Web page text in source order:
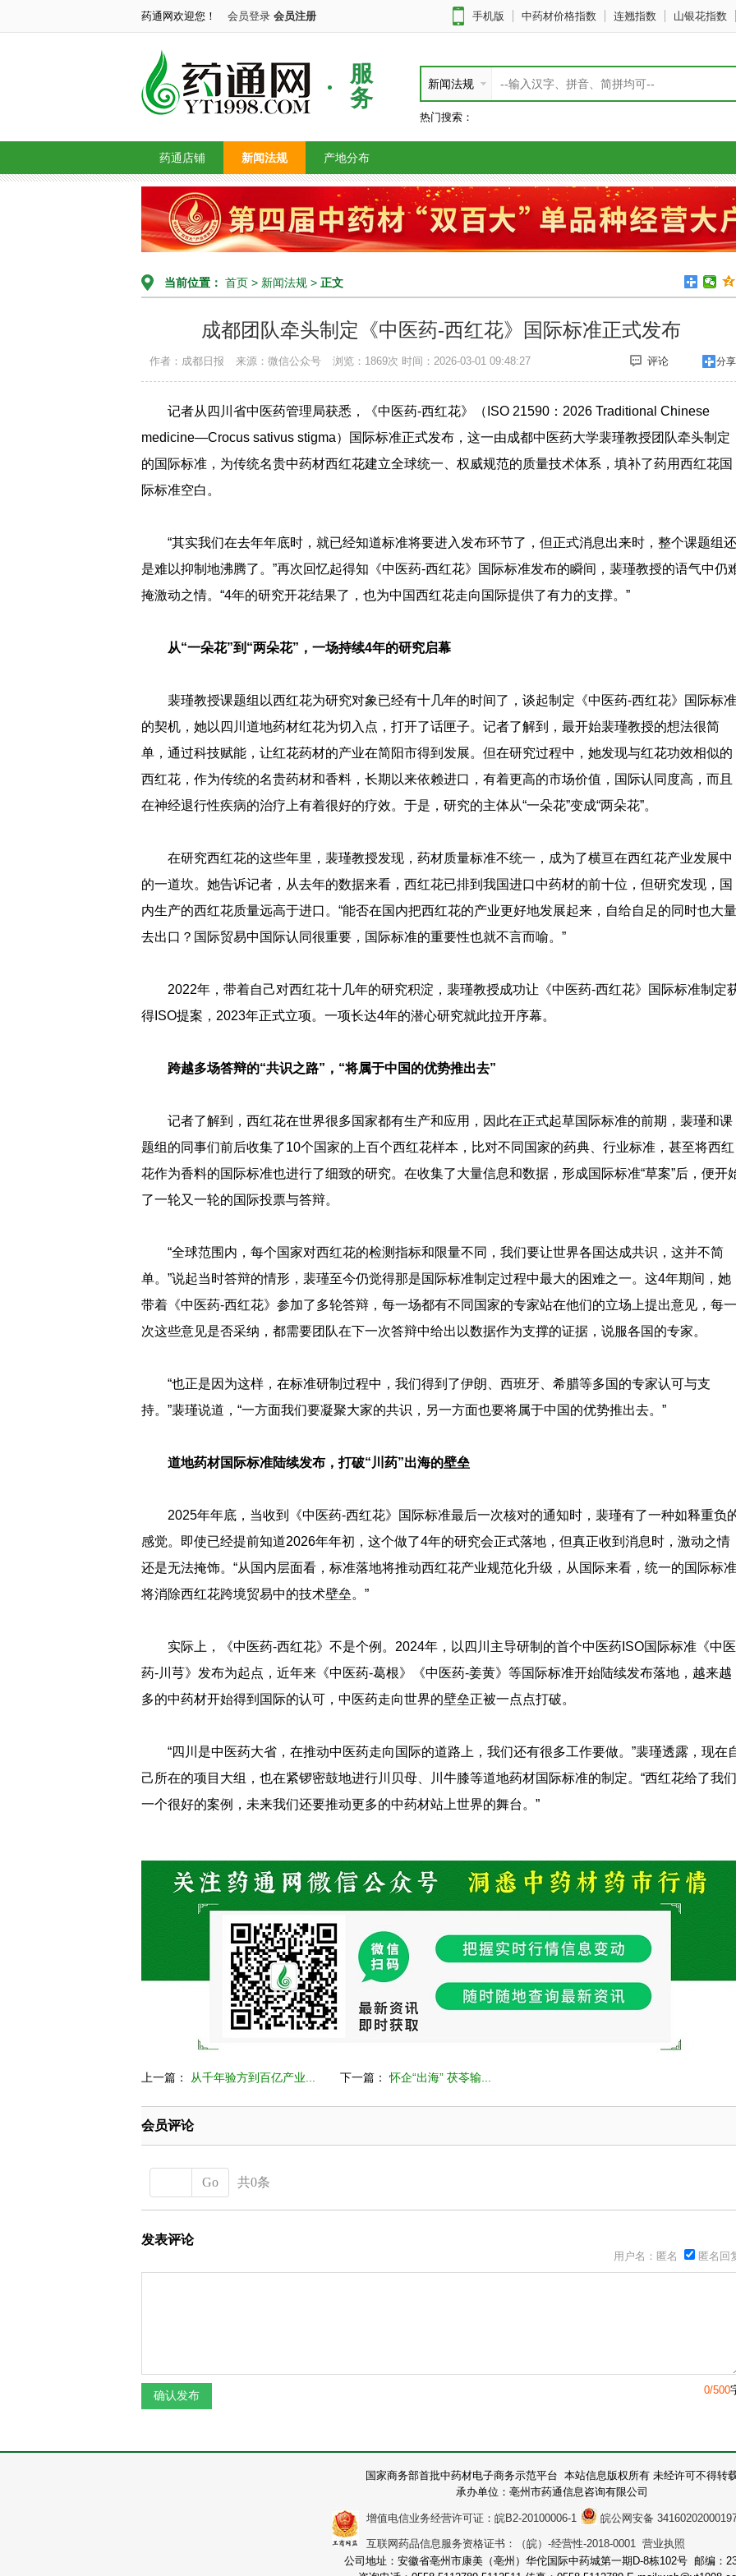
药通网欢迎您！ 会员登录 会员注册 手机版 中药材价格指数 连翘指数 山银花指数
服
务
新闻法规
热门搜索：
药通店铺 新闻法规 产地分布
当前位置： 首页 > 新闻法规 > 正文
成都团队牵头制定《中医药-西红花》国际标准正式发布
作者：成都日报 来源：微信公众号 浏览：1869次 时间：2026-03-01 09:48:27 评论 分享
记者从四川省中医药管理局获悉，《中医药-西红花》（ISO 21590：2026 Traditional Chinese
medicine—Crocus sativus stigma）国际标准正式发布，这一由成都中医药大学裴瑾教授团队牵头制定
的国际标准，为传统名贵中药材西红花建立全球统一、权威规范的质量技术体系，填补了药用西红花国
际标准空白。
“其实我们在去年年底时，就已经知道标准将要进入发布环节了，但正式消息出来时，整个课题组还
是难以抑制地沸腾了。”再次回忆起得知《中医药-西红花》国际标准发布的瞬间，裴瑾教授的语气中仍
掩激动之情。“4年的研究开花结果了，也为中国西红花走向国际提供了有力的支撑。”
从“一朵花”到“两朵花”，一场持续4年的研究启幕
裴瑾教授课题组以西红花为研究对象已经有十几年的时间了，谈起制定《中医药-西红花》国际标准
的契机，她以四川道地药材红花为切入点，打开了话匣子。记者了解到，最开始裴瑾教授的想法很简
单，通过科技赋能，让红花药材的产业在简阳市得到发展。但在研究过程中，她发现与红花功效相似的
西红花，作为传统的名贵药材和香料，长期以来依赖进口，有着更高的市场价值，国际认同度高，而且
在神经退行性疾病的治疗上有着很好的疗效。于是，研究的主体从“一朵花”变成“两朵花”。
在研究西红花的这些年里，裴瑾教授发现，药材质量标准不统一，成为了横亘在西红花产业发展中
的一道坎。她告诉记者，从去年的数据来看，西红花已排到我国进口中药材的前十位，但研究发现，国
内生产的西红花质量远高于进口。“能否在国内把西红花的产业更好地发展起来，自给自足的同时也大量
去出口？国际贸易中国际认同很重要，国际标准的重要性也就不言而喻。”
2022年，带着自己对西红花十几年的研究积淀，裴瑾教授成功让《中医药-西红花》国际标准制定
得ISO提案，2023年正式立项。一项长达4年的潜心研究就此拉开序幕。
跨越多场答辩的“共识之路”，“将属于中国的优势推出去”
记者了解到，西红花在世界很多国家都有生产和应用，因此在正式起草国际标准的前期，裴瑾和课
题组的同事们前后收集了10个国家的上百个西红花样本，比对不同国家的药典、行业标准，甚至将西红
花作为香料的国际标准也进行了细致的研究。在收集了大量信息和数据，形成国际标准“草案”后，便开
了一轮又一轮的国际投票与答辩。
“全球范围内，每个国家对西红花的检测指标和限量不同，我们要让世界各国达成共识，这并不简
单。”说起当时答辩的情形，裴瑾至今仍觉得那是国际标准制定过程中最大的困难之一。这4年期间，她
带着《中医药-西红花》参加了多轮答辩，每一场都有不同国家的专家站在他们的立场上提出意见，每一
次这些意见是否采纳，都需要团队在下一次答辩中给出以数据作为支撑的证据，说服各国的专家。
“也正是因为这样，在标准研制过程中，我们得到了伊朗、西班牙、希腊等多国的专家认可与支
持。”裴瑾说道，“一方面我们要凝聚大家的共识，另一方面也要将属于中国的优势推出去。”
道地药材国际标准陆续发布，打破“川药”出海的壁垒
2025年年底，当收到《中医药-西红花》国际标准最后一次核对的通知时，裴瑾有了一种如释重负
感觉。即使已经提前知道2026年年初，这个做了4年的研究会正式落地，但真正收到消息时，激动之情
还是无法掩饰。“从国内层面看，标准落地将推动西红花产业规范化升级，从国际来看，统一的国际标准
将消除西红花跨境贸易中的技术壁垒。”
实际上，《中医药-西红花》不是个例。2024年，以四川主导研制的首个中医药ISO国际标准《中医
药-川芎》发布为起点，近年来《中医药-葛根》《中医药-姜黄》等国际标准开始陆续发布落地，越来越
多的中药材开始得到国际的认可，中医药走向世界的壁垒正被一点点打破。
“四川是中医药大省，在推动中医药走向国际的道路上，我们还有很多工作要做。”裴瑾透露，现在
己所在的项目大组，也在紧锣密鼓地进行川贝母、川牛膝等道地药材国际标准的制定。“西红花给了我们
一个很好的案例，未来我们还要推动更多的中药材站上世界的舞台。”
上一篇： 从千年验方到百亿产业... 下一篇：怀企“出海” 茯苓输...
会员评论
Go 共0条
发表评论
用户名：匿名 匿名回
0/500
国家商务部首批中药材电子商务示范平台 本站信息版权所有 未经许可不得转
承办单位：亳州市药通信息咨询有限公司
增值电信业务经营许可证：皖B2-20100006-1 皖公网安备
互联网药品信息服务资格证书：（皖）-经营性-2018-0001 营业执照
公司地址：安徽省亳州市康美（亳州）华佗国际中药城第一期D-8栋102号 邮编：